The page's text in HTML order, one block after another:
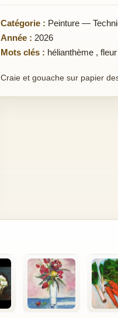
Catégorie : Peinture —
Année : 2026
Mots clés : hélianthème ,
Craie et gouache sur papier